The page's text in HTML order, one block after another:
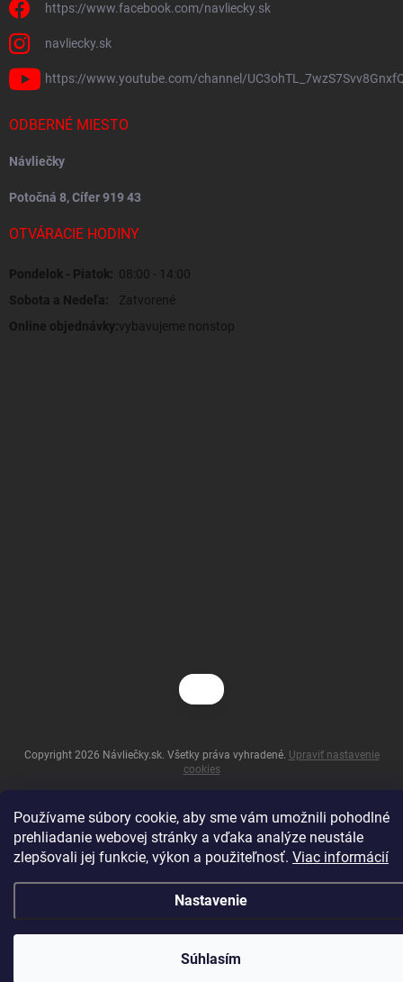
Používame súbory cookie, aby sme vám umožnili pohodlné
prehliadanie webovej stránky a vďaka analýze neustále
zlepšovali jej funkcie, výkon a použiteľnosť. Viac informácií
Nastavenie
Súhlasím
https://www.facebook.com/navliecky.sk
navliecky.sk
https://www.youtube.com/channel/
ODBERNÉ MIESTO
Návliečky
Potočná 8, Cífer 919 43
OTVÁRACIE HODINY
Pondelok - Piatok: 08:00 - 14:00
Sobota a Nedeľa:
Zatvorené
Online objednávky:vybavujeme nonstop
Copyright 2026 Návliečky.sk. Všetky práva vyhradené. Upraviť nastavenie
cookies